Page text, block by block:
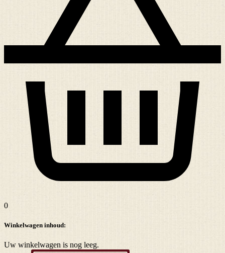
0
Winkelwagen inhoud:
Uw winkelwagen is nog leeg.